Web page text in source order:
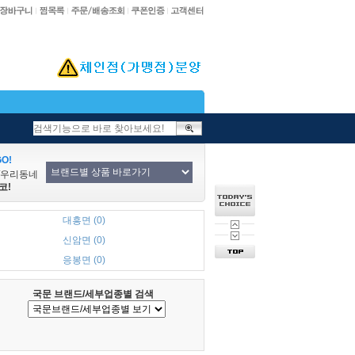
리동네
!
대흥면 (0)
신암면 (0)
응봉면 (0)
국문 브랜드/세부업종별 검색